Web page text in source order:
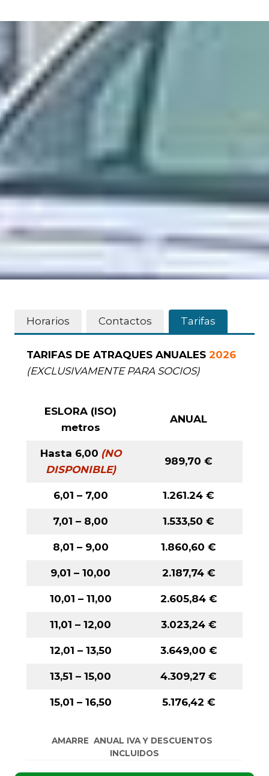
Horarios Contactos Tarifas
TARIFAS DE ATRAQUES ANUALES 2026
(EXCLUSIVAMENTE PARA SOCIOS)
ESLORA (ISO)
metros
ANUAL
Hasta 6,00 (NO
DISPONIBLE)
989,70 €
6,01 – 7,00 1.261.24 €
7,01 – 8,00 1.533,50 €
8,01 – 9,00 1.860,60 €
9,01 – 10,00 2.187,74€
10,01 – 11,00 2.605,84€
11,01 – 12,00 3.023,24€
12,01 – 13,50 3.649,00 €
13,51 – 15,00 4.309,27 €
15,01 – 16,50 5.176,42 €
AMARRE ANUAL IVA Y DESCUENTOS
INCLUIDOS